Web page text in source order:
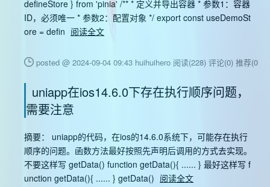
defineStore } from 'pinia' /** * 定义并导出容器 * 参数1：容器
ID，必须唯一 * 参数2：配置对象 */ export const useDemoSt
ore = defin 阅读全文
posted @ 2024-09-04 09:43 huihuihero 阅读(228) 评论(0) 推荐(0)
uniapp在ios14.6.0下存在执行顺序问题，
需要注意
摘要： uniapp的代码，在ios的14.6.0系统下，可能存在执行
顺序的问题。函数方法最好按照先声明后调用的方式去实现。
不要这样写 getData() function getData(){ ...... } 最好这样写 f
unction getData(){ ...... } getData() 阅读全文